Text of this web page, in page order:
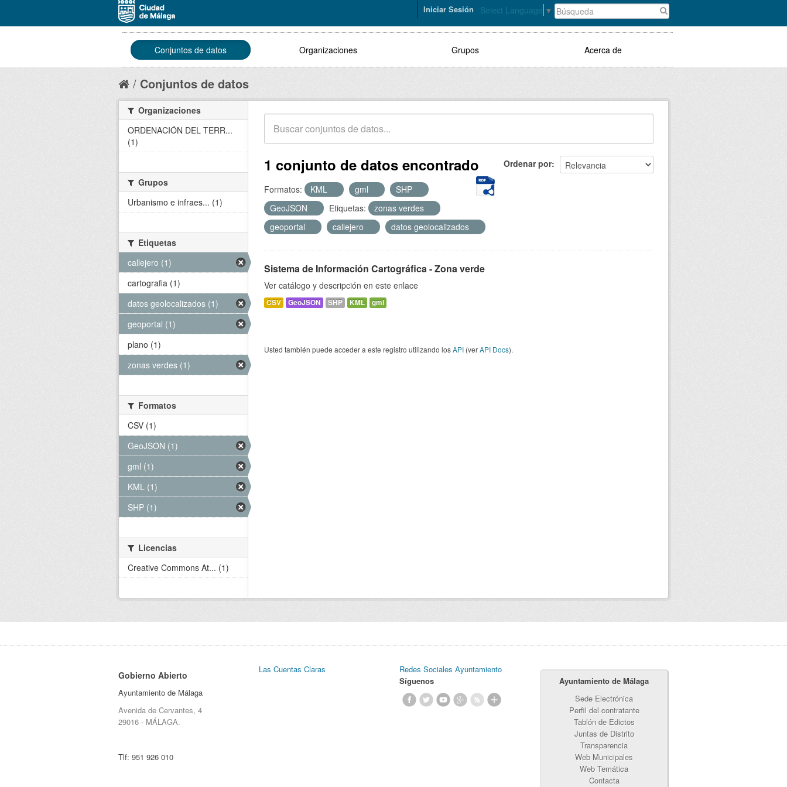
Select Language ▼
Iniciar Sesión
Conjuntos de datos Organizaciones Grupos Acerca de
Conjuntos de datos
Ordenar por
1 conjunto de datos encontrado
Formatos: KML gml
SHP
GeoJSON
Etiquetas:
zonas verdes
geoportal
callejero datos geolocalizados
Sistema de Información Cartográfica - Zona verde
Ver catálogo y descripción en este enlace
CSV GeoJSON SHP KML gml
Usted también puede acceder a este registro utilizando losAPI (verAPI Docs).
Organizaciones
ORDENACIÓN DEL TERR...
(1)
Grupos
Urbanismo e infraes... (1)
Etiquetas
callejero (1)
cartografia (1)
datos geolocalizados (1)
geoportal (1)
plano (1)
zonas verdes (1)
Formatos
CSV (1)
GeoJSON (1)
gml (1)
KML (1)
SHP (1)
Licencias
Creative Commons At... (1)
Gobierno Abierto
Ayuntamiento de Málaga
Avenida de Cervantes, 4
29016 - MÁLAGA.
Tlf: 951 926 010
Las Cuentas Claras
Redes Sociales Ayuntamiento
Síguenos
Ayuntamiento de Málaga
Sede Electrónica
Perfil del contratante
Tablón de Edictos
Juntas de Distrito
Transparencia
Web Municipales
Web Temática
Contacta